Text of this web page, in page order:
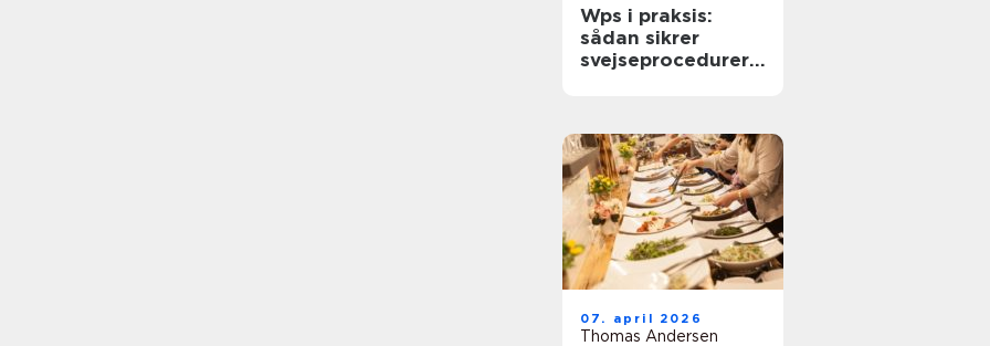
Wps i praksis:
sådan sikrer
svejseprocedurer
07. april 2026
Thomas Andersen